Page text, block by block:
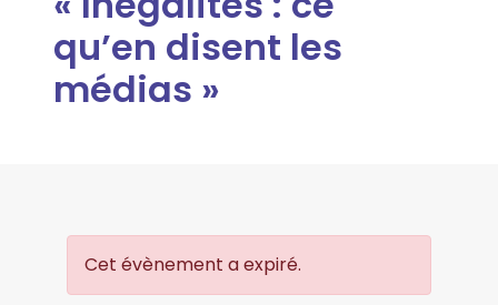
qu’en disent les
médias »
Cet évènement a expiré.